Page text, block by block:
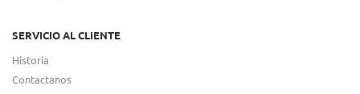
SERVICIO AL CLIENTE
Historia
Contactanos